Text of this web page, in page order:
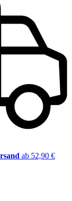
ab 52,90 €